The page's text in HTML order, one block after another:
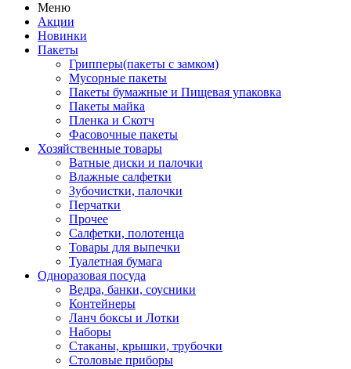
Меню
Акции
Новинки
Пакеты
Грипперы(пакеты с замком)
Мусорные пакеты
Пакеты бумажные и Пищевая упаковка
Пакеты майка
Пленка и Скотч
Фасовочные пакеты
Хозяйственные товары
Ватные диски и палочки
Влажные салфетки
Зубочистки, палочки
Перчатки
Прочее
Салфетки, полотенца
Товары для выпечки
Туалетная бумага
Одноразовая посуда
Ведра, банки, соусники
Контейнеры
Ланч боксы и Лотки
Наборы
Стаканы, крышки, трубочки
Столовые приборы